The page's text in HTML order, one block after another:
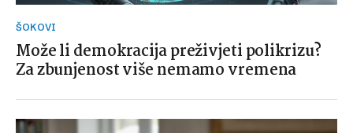
ŠOKOVI
Može li demokracija preživjeti polikrizu?
Za zbunjenost više nemamo vremena